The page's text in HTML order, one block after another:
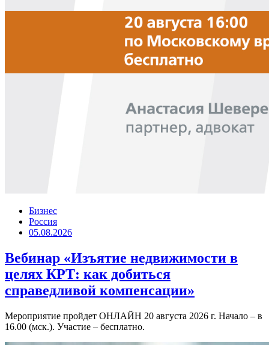
Бизнес
Россия
05.08.2026
Вебинар «Изъятие недвижимости в
целях КРТ: как добиться
справедливой компенсации»
Мероприятие пройдет ОНЛАЙН 20 августа 2026 г. Начало – в
16.00 (мск.). Участие – бесплатно.